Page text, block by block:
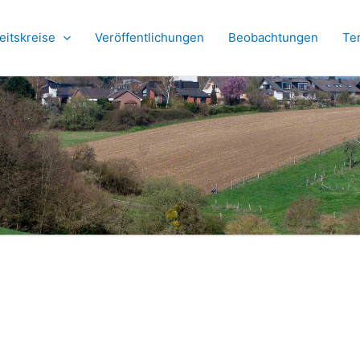
Veröffentlichungen Beobachtungen